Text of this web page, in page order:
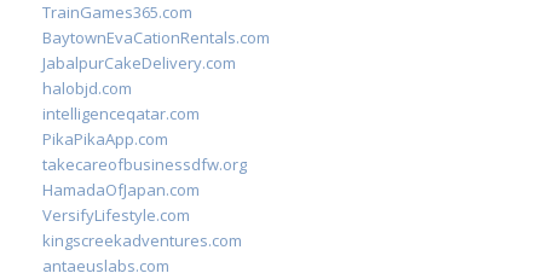
TrainGames365.com
BaytownEvaCationRentals.com
JabalpurCakeDelivery.com
halobjd.com
intelligenceqatar.com
PikaPikaApp.com
takecareofbusinessdfw.org
HamadaOfJapan.com
VersifyLifestyle.com
kingscreekadventures.com
antaeuslabs.com